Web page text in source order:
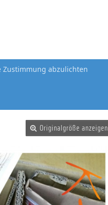
Zustimmung abzulichten
Originalgröße anzeigen